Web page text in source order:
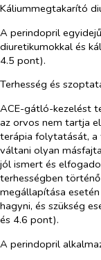
Káliummegtakarító
A perindopril
diuretikumokkal és
4.5 pont).
Terhesség és
ACE-gátló-kezelést
az orvos nem tartja
terápia folytatását, a
váltani olyan
jól ismert és
terhességben
megállapítása
hagyni, és szükség
és 4.6 pont).
A perindopril